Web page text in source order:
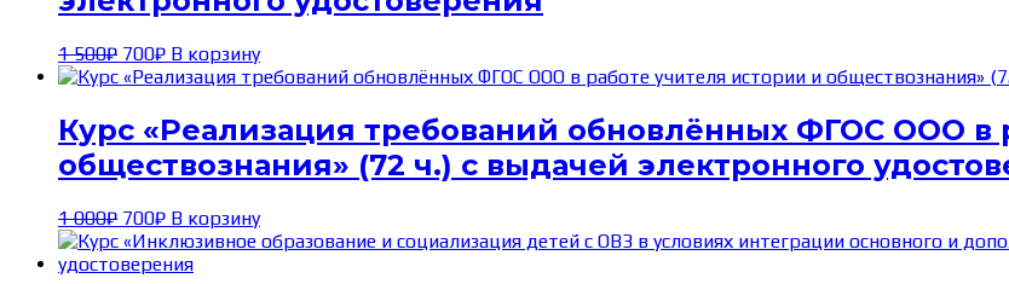
1 500₽ Первоначальная
цена
1 500₽.
700₽Текущая
цена:
В корзину
Курс «Реализация требований обновлённых ФГОС ООО в
обществознания» (72 ч.) с выдачей электронного
1 000₽ Первоначальная
цена
составляла
700₽Текущая
цена:
700₽.
В корзину